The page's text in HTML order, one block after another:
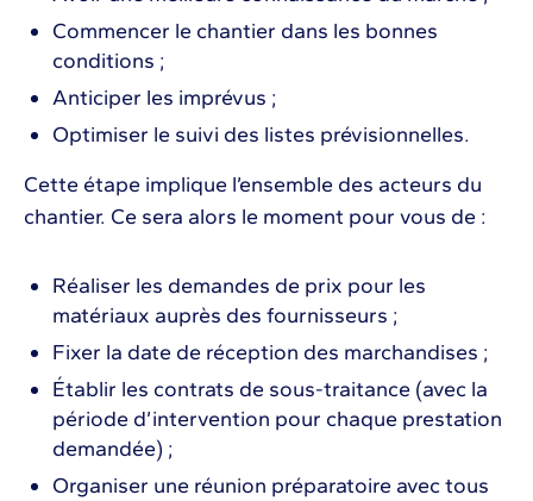
Commencer le chantier dans les bonnes
conditions ;
Anticiper les imprévus ;
Optimiser le suivi des listes prévisionnelles.
Cette étape implique l’ensemble des acteurs du
chantier. Ce sera alors le moment pour vous de :
Réaliser les demandes de prix pour les
matériaux auprès des fournisseurs ;
Fixer la date de réception des marchandises ;
Établir les contrats de sous-traitance (avec la
période d’intervention pour chaque prestation
demandée) ;
Organiser une réunion préparatoire avec tous